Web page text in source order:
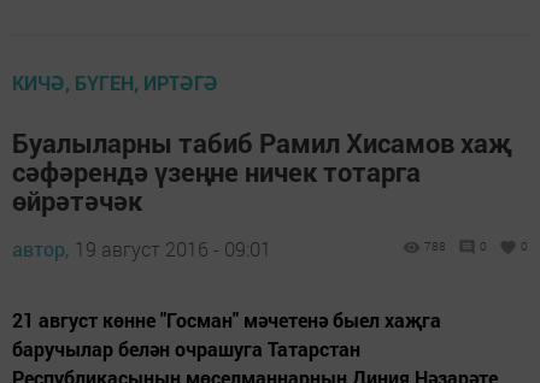
КИЧӘ, БҮГЕН, ИРТӘГӘ
Буалыларны табиб Рамил Хисамов хаҗ
сәфәрендә үзеңне ничек тотарга
өйрәтәчәк
автор, 19 август 2016 - 09:01 788 0 0
21 август көнне "Госман" мәчетенә быел хаҗга
баручылар белән очрашуга Татарстан
Республикасының мөселманнарның Диния Нәзарәте